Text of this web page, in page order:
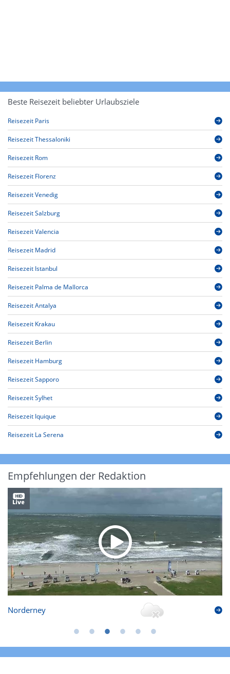
Beste Reisezeit beliebter Urlaubsziele
Reisezeit Paris
Reisezeit Thessaloniki
Reisezeit Rom
Reisezeit Florenz
Reisezeit Venedig
Reisezeit Salzburg
Reisezeit Valencia
Reisezeit Madrid
Reisezeit Istanbul
Reisezeit Palma de Mallorca
Reisezeit Antalya
Reisezeit Krakau
Reisezeit Berlin
Reisezeit Hamburg
Reisezeit Sapporo
Reisezeit Sylhet
Reisezeit Iquique
Reisezeit La Serena
Empfehlungen der Redaktion
Norderney